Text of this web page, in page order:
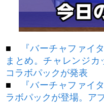
■
『バーチャファイ
まとめ。チャレンジ
コラボパックが発表
■
『バーチャファイ
ラボパックが登場。ア